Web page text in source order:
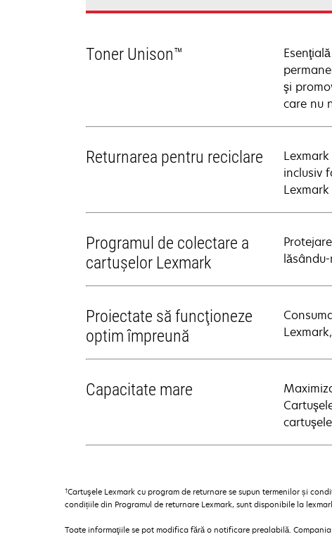
Toner Unison™
şi
care nu
Returnarea pentru reciclare
inclusiv
Programul de colectare a
cartuşelor Lexmark
Proiectate să funcţioneze
optim împreună
Capacitate mare
†Cartuşele Lexmark cu program de returnare se supun termenilor și
condițiile din Programul de returnare Lexmark, sunt disponibile la
Toate informaţiile se pot modifica fără o notificare prealabilă.